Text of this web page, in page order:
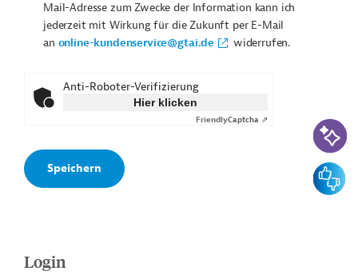
Mail-Adresse zum Zwecke der Information kann ich
jederzeit mit Wirkung für die Zukunft per E-Mail
an online-kundenservice@gtai.de widerrufen.
Anti-Roboter-Verifizierung
Hier klicken
FriendlyCaptcha ⇗
Login
KI-